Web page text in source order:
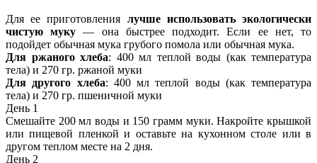
Для ее приготовления лучше использовать экологически
чистую муку — она быстрее подходит. Если ее нет, то
подойдет обычная мука грубого помола или обычная мука.
Для ржаного хлеба: 400 мл теплой воды (как температура
тела) и 270 гр. ржаной муки
Для другого хлеба: 400 мл теплой воды (как температура
тела) и 270 гр. пшеничной муки
День 1
Смешайте 200 мл воды и 150 грамм муки. Накройте крышкой
или пищевой пленкой и оставьте на кухонном столе или в
другом теплом месте на 2 дня.
День 2